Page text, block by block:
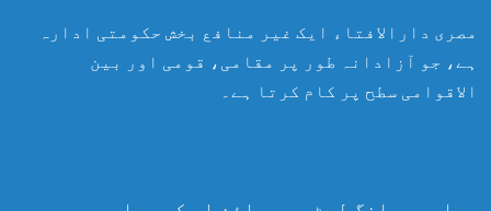
مصری دارالافتاء ایک غیر منافع بخش حکومتی ادارہ
ہے، جو آزادانہ طور پر مقامی، قومی اور بین
الاقوامی سطح پر کام کرتا ہے۔